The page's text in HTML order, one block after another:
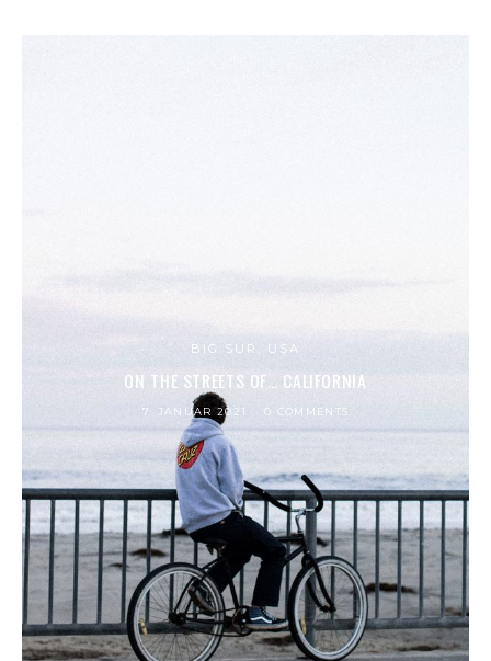
BIG SUR, USA
ON THE STREETS OF… CALIFORNIA
7. JANUAR 2021 0 COMMENTS